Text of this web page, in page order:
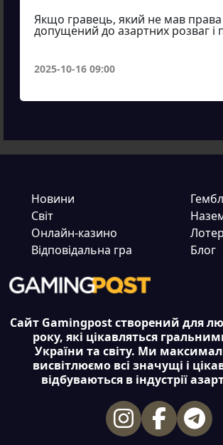
Якщо гравець, який не мав права
допущений до азартних розваг і
2025-10-16 09:00
Новини
Світ
Онлайн-казино
Відповідальна гра
Блог
Сайт Gamingpost створений для
року, які цікавляться
України та світу. Ми
висвітлюємо всі значущі і
відбуваються в індустрії